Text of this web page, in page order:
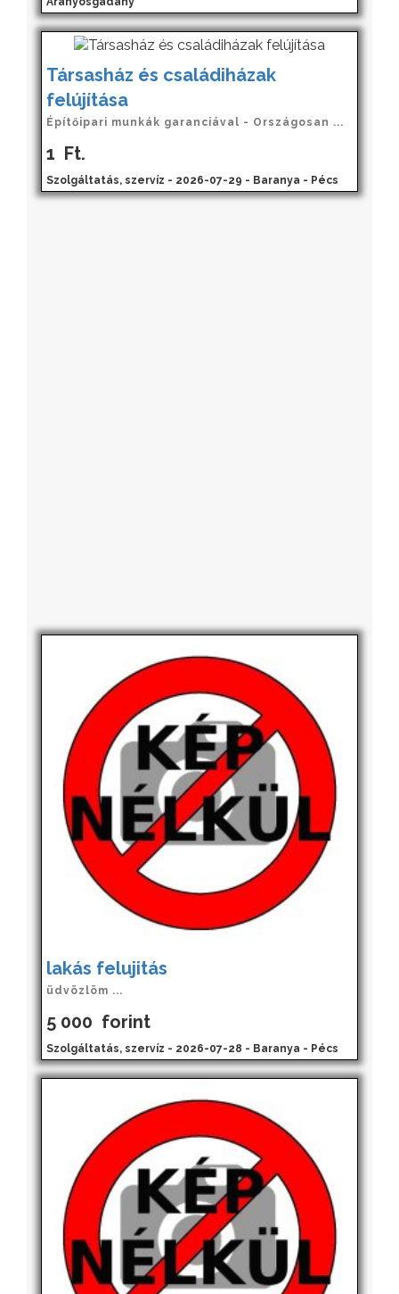
Társasház és családiházak
felújítása
Építőipari munkák garanciával - Országosan ...
1 Ft.
Szolgáltatás, szervíz - 2026-07-29 - Baranya - Pécs
lakás felujitás
üdvözlöm ...
5 000 forint
Szolgáltatás, szervíz - 2026-07-28 - Baranya - Pécs